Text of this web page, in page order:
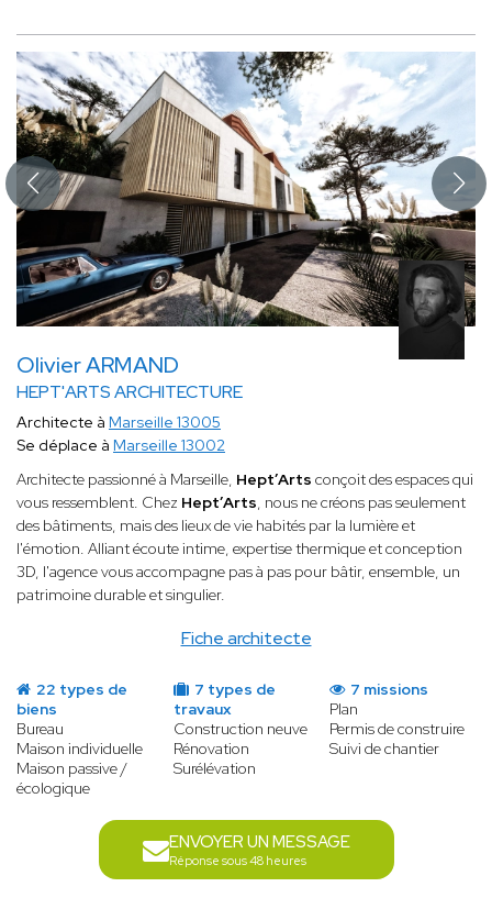
Olivier ARMAND
HEPT'ARTS ARCHITECTURE
Fiche architecte
Architecte à Marseille 13005
Se déplace à Marseille 13002
Architecte passionné à Marseille, Hept’Arts conçoit des espaces qui
vous ressemblent. Chez Hept’Arts, nous ne créons pas seulement
des bâtiments, mais des lieux de vie habités par la lumière et
l'émotion. Alliant écoute intime, expertise thermique et conception
3D, l'agence vous accompagne pas à pas pour bâtir, ensemble, un
patrimoine durable et singulier.
22 types de
biens
Bureau
Maison individuelle
Maison passive /
écologique
7 types de
travaux
Construction neuve
Rénovation
Surélévation
7 missions
Plan
Permis de construire
Suivi de chantier
ENVOYER UN MESSAGE
Réponse sous 48 heures